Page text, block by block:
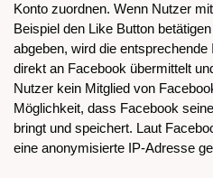
Konto zuordnen. Wenn Nutzer
Beispiel den Like Button
abgeben, wird die
direkt an Facebook übermittelt
Nutzer kein Mitglied von
Möglichkeit, dass Facebook
bringt und speichert. Laut
eine anonymisierte IP-Adresse